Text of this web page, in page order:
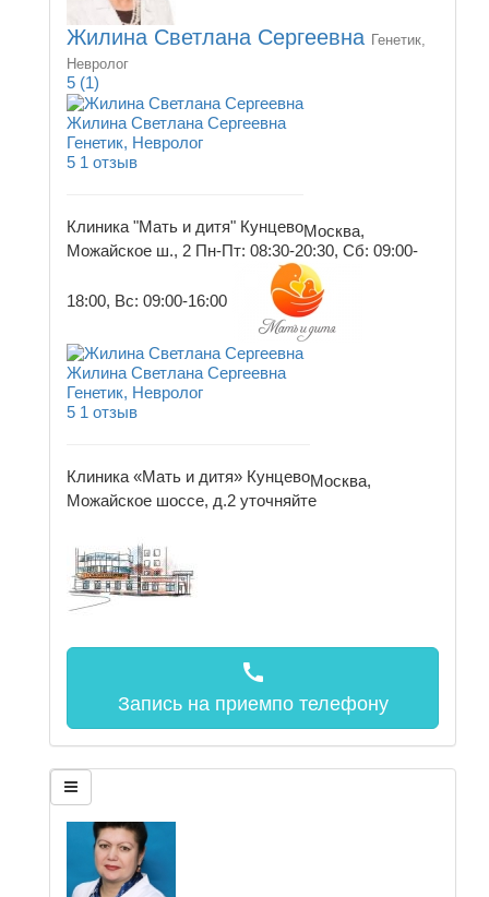
Жилина Светлана Сергеевна Генетик,
Невролог
5 (1)
Жилина Светлана Сергеевна
Генетик, Невролог
5 1 отзыв
Клиника "Мать и дитя" КунцевоМосква,
Можайское ш., 2 Пн-Пт: 08:30-20:30, Сб: 09:00-
18:00, Вс: 09:00-16:00
Жилина Светлана Сергеевна
Генетик, Невролог
5 1 отзыв
Клиника «Мать и дитя» КунцевоМосква,
Можайское шоссе, д.2 уточняйте
call
Запись на приемпо телефону